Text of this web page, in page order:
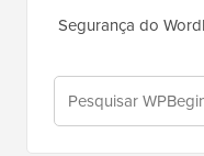
Segurança do